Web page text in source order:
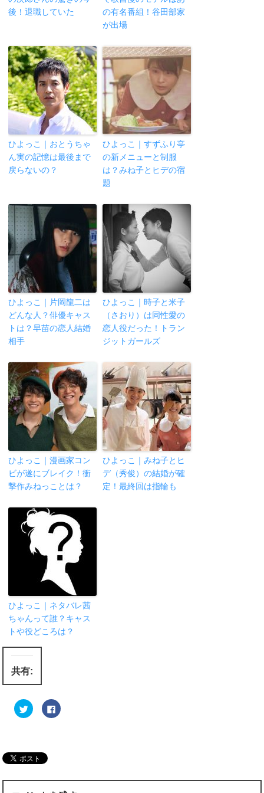
後！退職していた
の有名番組！谷田部家
が出場
ひよっこ｜おとうちゃ
ん実の記憶は最後まで
戻らないの？
ひよっこ｜すずふり亭
の新メニューと制服
は？みね子とヒデの宿
題
ひよっこ｜片岡龍二は
どんな人？俳優キャス
トは？早苗の恋人結婚
相手
ひよっこ｜時子と米子
（さおり）は同性愛の
恋人役だった！トラン
ジットガールズ
ひよっこ｜漫画家コン
ビが遂にブレイク！衝
撃作みねっことは？
ひよっこ｜みね子とヒ
デ（秀俊）の結婚が確
定！最終回は指輪も
ひよっこ｜ネタバレ茜
ちゃんって誰？キャス
トや役どころは？
共有:
ク
リ
w
i
e
F
a
す